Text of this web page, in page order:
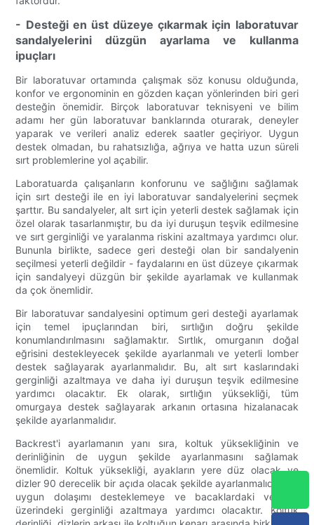
- Desteği en üst düzeye çıkarmak için laboratuvar
sandalyelerini düzgün ayarlama ve kullanma
ipuçları
Bir laboratuvar ortamında çalışmak söz konusu olduğunda,
konfor ve ergonominin en gözden kaçan yönlerinden biri geri
desteğin önemidir. Birçok laboratuvar teknisyeni ve bilim
adamı her gün laboratuvar banklarında oturarak, deneyler
yaparak ve verileri analiz ederek saatler geçiriyor. Uygun
destek olmadan, bu rahatsızlığa, ağrıya ve hatta uzun süreli
sırt problemlerine yol açabilir.
Laboratuarda çalışanların konforunu ve sağlığını sağlamak
için sırt desteği ile en iyi laboratuvar sandalyelerini seçmek
şarttır. Bu sandalyeler, alt sırt için yeterli destek sağlamak için
özel olarak tasarlanmıştır, bu da iyi duruşun teşvik edilmesine
ve sırt gerginliği ve yaralanma riskini azaltmaya yardımcı olur.
Bununla birlikte, sadece geri desteği olan bir sandalyenin
seçilmesi yeterli değildir - faydalarını en üst düzeye çıkarmak
için sandalyeyi düzgün bir şekilde ayarlamak ve kullanmak
da çok önemlidir.
Bir laboratuvar sandalyesini optimum geri desteği ayarlamak
için temel ipuçlarından biri, sırtlığın doğru şekilde
konumlandırılmasını sağlamaktır. Sırtlık, omurganın doğal
eğrisini destekleyecek şekilde ayarlanmalı ve yeterli lomber
destek sağlayarak ayarlanmalıdır. Bu, alt sırt kaslarındaki
gerginliği azaltmaya ve daha iyi duruşun teşvik edilmesine
yardımcı olacaktır. Ek olarak, sırtlığın yüksekliği, tüm
omurgaya destek sağlayarak arkanın ortasına hizalanacak
şekilde ayarlanmalıdır.
Backrest'i ayarlamanın yanı sıra, koltuk yüksekliğinin ve
derinliğinin de uygun şekilde ayarlanmasını sağlamak
önemlidir. Koltuk yüksekliği, ayakların yere düz olacak ve
dizler 90 derecelik bir açıda olacak şekilde ayarlanmalıdır. Bu,
uygun dolaşımı desteklemeye ve bacaklardaki ve bel
üzerindeki gerginliği azaltmaya yardımcı olacaktır. Koltuk